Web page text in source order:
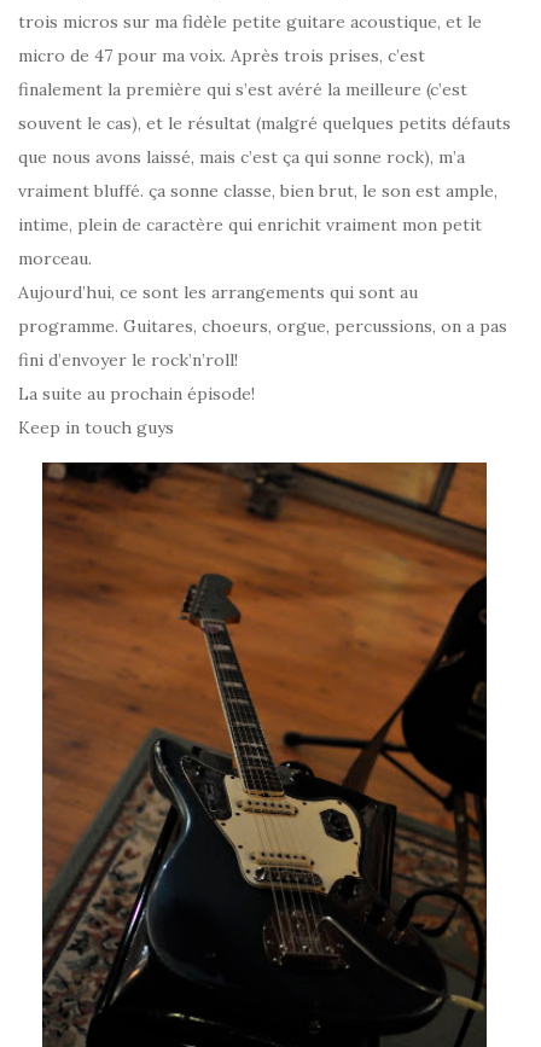
trois micros sur ma fidèle petite guitare acoustique, et le
micro de 47 pour ma voix. Après trois prises, c’est
finalement la première qui s’est avéré la meilleure (c’est
souvent le cas), et le résultat (malgré quelques petits défauts
que nous avons laissé, mais c’est ça qui sonne rock), m’a
vraiment bluffé. ça sonne classe, bien brut, le son est ample,
intime, plein de caractère qui enrichit vraiment mon petit
morceau.
Aujourd’hui, ce sont les arrangements qui sont au
programme. Guitares, choeurs, orgue, percussions, on a pas
fini d’envoyer le rock’n’roll!
La suite au prochain épisode!
Keep in touch guys